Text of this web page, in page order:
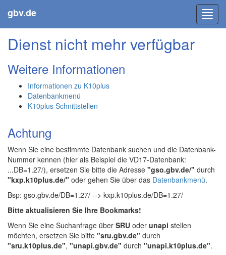
gbv.de
Dienst nicht mehr verfügbar
Weitere Informationen
Informationen zu K10plus
Datenbankmenü
K10plus Schnittstellen
Achtung
Wenn Sie eine bestimmte Datenbank suchen und die Datenbank-
Nummer kennen (hier als Beispiel die VD17-Datenbank:
...DB=1.27/), ersetzen Sie bitte die Adresse "gso.gbv.de/" durch
"kxp.k10plus.de/" oder gehen Sie über das Datenbankmenü.
Bsp: gso.gbv.de/DB=1.27/ --> kxp.k10plus.de/DB=1.27/
Bitte aktualisieren Sie Ihre Bookmarks!
Wenn Sie eine Suchanfrage über SRU oder unapi stellen
möchten, ersetzen Sie bitte "sru.gbv.de" durch
"sru.k10plus.de", "unapi.gbv.de" durch "unapi.k10plus.de".